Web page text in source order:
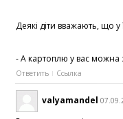
Деякі діти вважають, що
- А картоплю у вас можна
Ответить Ссылка
valyamandel